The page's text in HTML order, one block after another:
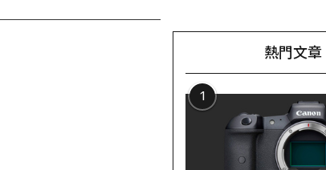
熱門文章
1